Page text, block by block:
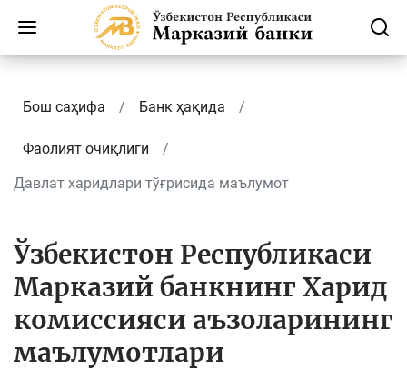
Бош саҳифа Банк ҳақида
Фаолият очиқлиги
Давлат харидлари тўғрисида маълумот
Ўзбекистон Республикаси
Марказий банкнинг Харид
комиссияси аъзоларининг
маълумотлари